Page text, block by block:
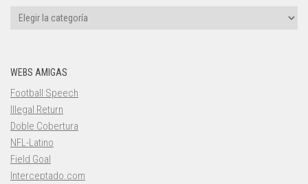
Categorías
WEBS AMIGAS
Football Speech
Illegal Return
Doble Cobertura
NFL-Latino
Field Goal
Interceptado.com